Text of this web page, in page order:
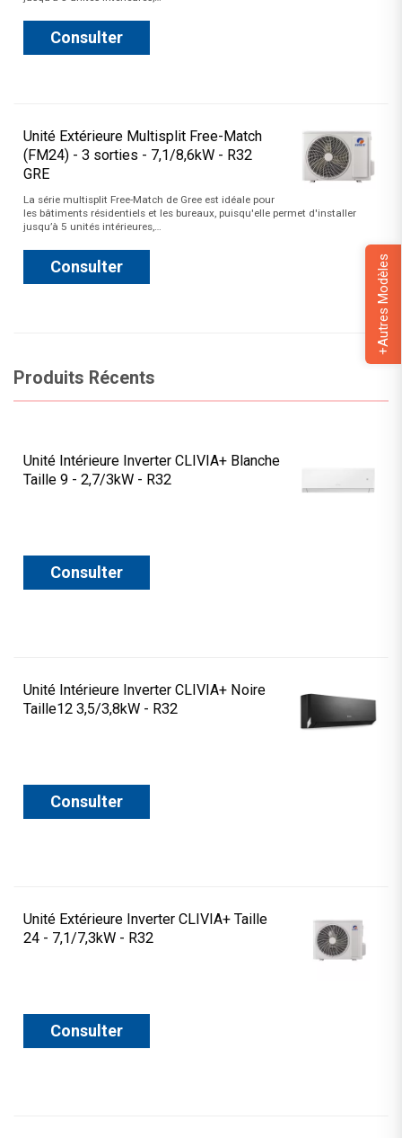
+Autres Modèles
Consulter
Unité Extérieure Multisplit Free-Match
(FM24) - 3 sorties - 7,1/8,6kW - R32
GRE
La série multisplit Free-Match de Gree est idéale pour
les bâtiments résidentiels et les bureaux, puisqu'elle permet d'installer
jusqu’à 5 unités intérieures,…
Consulter
Produits Récents
Unité Intérieure Inverter CLIVIA+ Blanche
Taille 9 - 2,7/3kW - R32
Consulter
Unité Intérieure Inverter CLIVIA+ Noire
Taille12 3,5/3,8kW - R32
Consulter
Unité Extérieure Inverter CLIVIA+ Taille
24 - 7,1/7,3kW - R32
Consulter